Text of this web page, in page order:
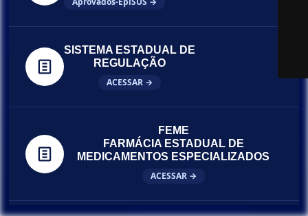
SISTEMA ESTADUAL DE
REGULAÇÃO
ACESSAR →
FEME
FARMÁCIA ESTADUAL DE
MEDICAMENTOS ESPECIALIZADOS
ACESSAR →